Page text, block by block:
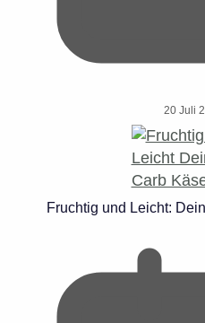
20 Juli
Fruchtig und Leicht: